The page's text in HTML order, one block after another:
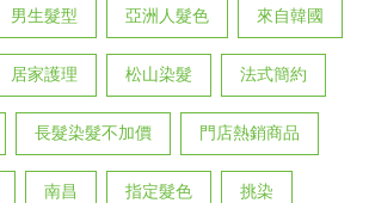
男生髮型 亞洲人髮色 來自韓國
居家護理 松山染髮 法式簡約
長髮染髮不加價 門店熱銷商品
南昌 指定髮色 挑染